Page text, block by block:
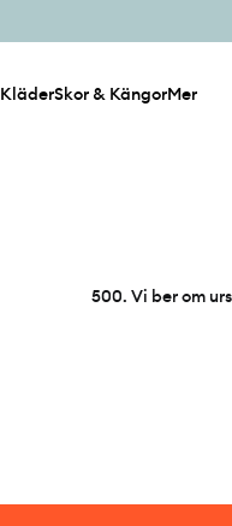
KläderSkor & KängorMer
500. Vi ber om